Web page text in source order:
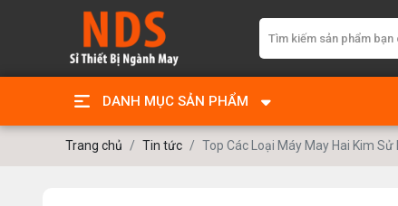
DANH MỤC SẢN PHẨM
Trang chủ Tin tức Top Các Loại Máy May Hai Kim Sử